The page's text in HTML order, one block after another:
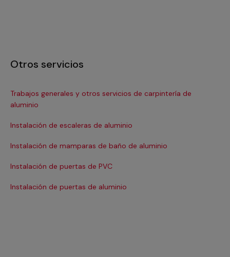
Otros servicios
Trabajos generales y otros servicios de carpintería de
aluminio
Instalación de escaleras de aluminio
Instalación de mamparas de baño de aluminio
Instalación de puertas de PVC
Instalación de puertas de aluminio